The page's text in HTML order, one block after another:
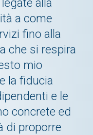
alla
a come
fino alla
che si respira
mio
la fiducia
e le
concrete ed
di proporre